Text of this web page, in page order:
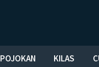
POJOKAN KILAS